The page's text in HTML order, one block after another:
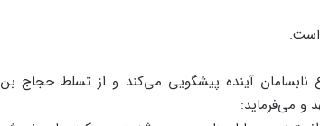
است.
نابسامان آینده پیشگویی می‌کند و از تسلط حجاج بن
و می‌فرماید: